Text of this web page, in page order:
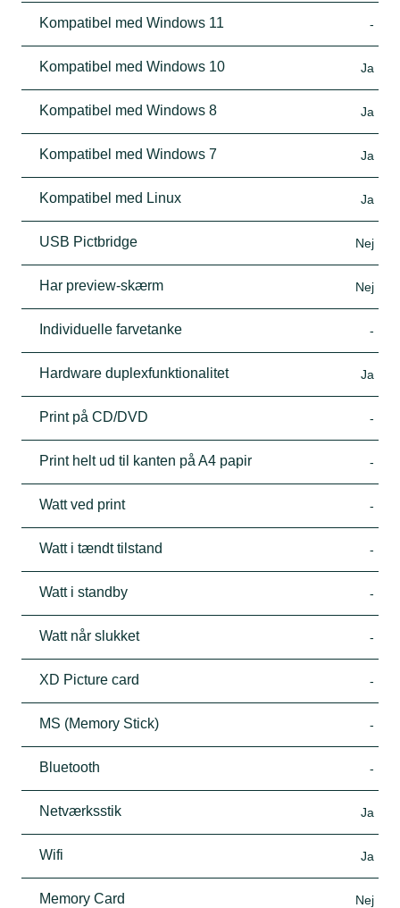
Kompatibel med Windows 11 -
Kompatibel med Windows 10 Ja
Kompatibel med Windows 8 Ja
Kompatibel med Windows 7 Ja
Kompatibel med Linux Ja
USB Pictbridge Nej
Har preview-skærm Nej
Individuelle farvetanke -
Hardware duplexfunktionalitet Ja
Print på CD/DVD -
Print helt ud til kanten på A4 papir -
Watt ved print -
Watt i tændt tilstand -
Watt i standby -
Watt når slukket -
XD Picture card -
MS (Memory Stick) -
Bluetooth -
Netværksstik Ja
Wifi Ja
Memory Card Nej